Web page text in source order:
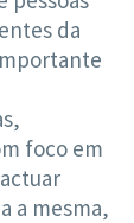
da
foco em
a mesma,